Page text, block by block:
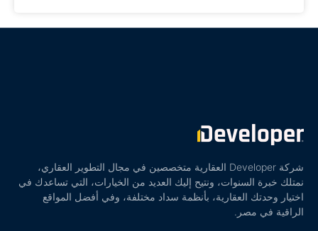
شركة Developer العقارية متخصصين في مجال التطوير العقاري،
نمتلك خبرة السنوات، ونتيح إليك العديد من الخيارات، التي تساعدك في
اختيار وحدتك العقارية، بأنظمة سداد مختلفة، وفي أفضل المواقع
الراقية في مصر.